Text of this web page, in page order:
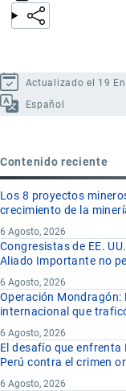
Actualizado el 19
Español
Contenido reciente
Los 8 proyectos
crecimiento de la
6 Agosto, 2026
Congresistas de EE.
Aliado Importante no
6 Agosto, 2026
Operación Mondragón:
internacional que
6 Agosto, 2026
El desafío que
Perú contra el crimen
6 Agosto, 2026